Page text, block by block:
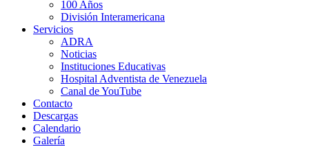
100 Años
División Interamericana
Servicios
ADRA
Noticias
Instituciones Educativas
Hospital Adventista de Venezuela
Canal de YouTube
Contacto
Descargas
Calendario
Galería